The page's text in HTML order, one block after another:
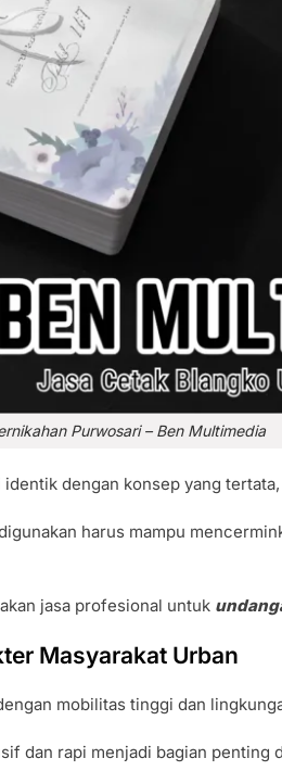
Purwosari – Ben Multimedia
dengan konsep yang
harus mampu
jasa profesional untuk
Masyarakat Urban
mobilitas tinggi dan
dan rapi menjadi bagian penting